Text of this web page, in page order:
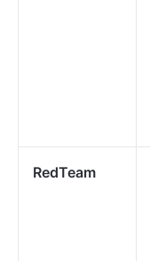
RedTeam